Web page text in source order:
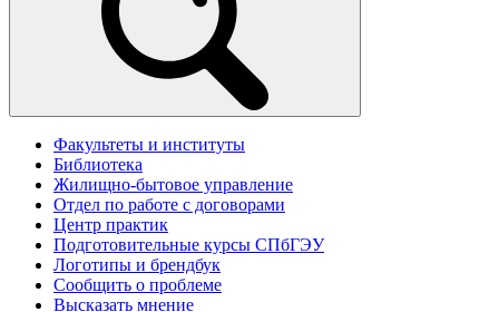
Факультеты и институты
Библиотека
Жилищно-бытовое управление
Отдел по работе с договорами
Центр практик
Подготовительные курсы СПбГЭУ
Логотипы и брендбук
Сообщить о проблеме
Высказать мнение